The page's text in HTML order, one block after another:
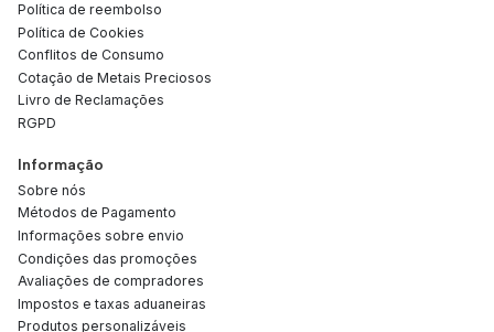
Política de reembolso
Política de Cookies
Conflitos de Consumo
Cotação de Metais Preciosos
Livro de Reclamações
RGPD
Informação
Sobre nós
Métodos de Pagamento
Informações sobre envio
Condições das promoções
Avaliações de compradores
Impostos e taxas aduaneiras
Produtos personalizáveis